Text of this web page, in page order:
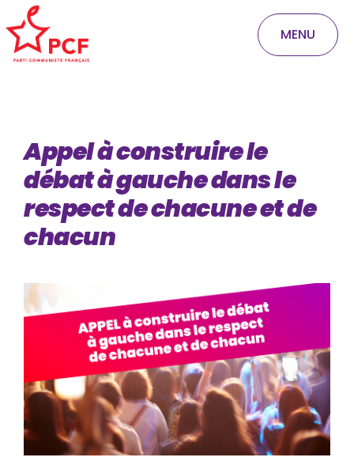
MENU
Appel à construire le
débat à gauche dans le
respect de chacune et de
chacun